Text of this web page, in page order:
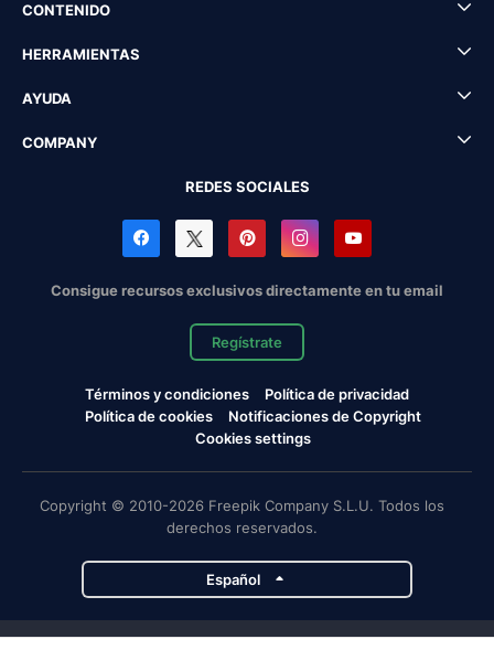
CONTENIDO
HERRAMIENTAS
AYUDA
COMPANY
REDES SOCIALES
Consigue recursos exclusivos directamente en tu email
Regístrate
Términos y condiciones
Política de privacidad
Política de cookies
Notificaciones de Copyright
Cookies settings
Copyright © 2010-2026 Freepik Company S.L.U. Todos los
derechos reservados.
Español